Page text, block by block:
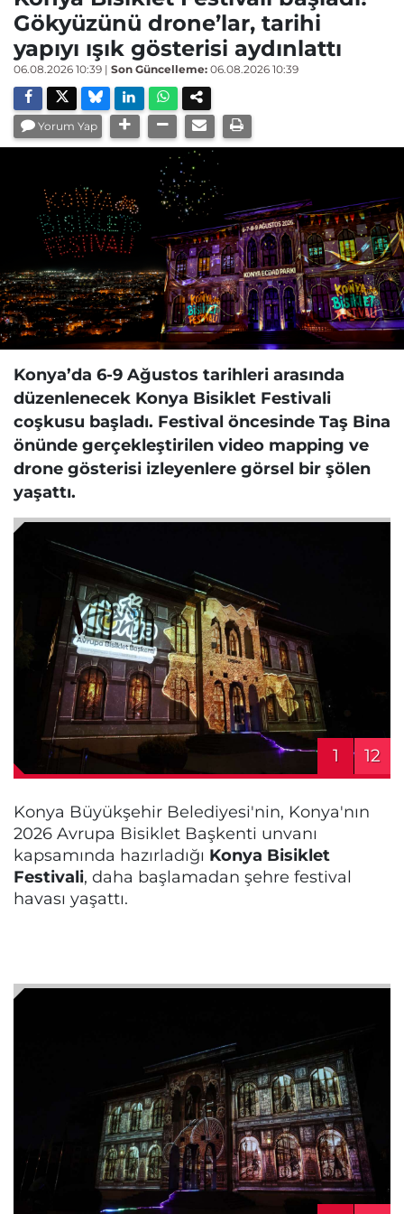
Gökyüzünü drone’lar, tarihi
yapıyı ışık gösterisi aydınlattı
06.08.2026 10:39 | Son Güncelleme: 06.08.2026 10:39
Yorum Yap
Konya’da 6-9 Ağustos tarihleri arasında
düzenlenecek Konya Bisiklet Festivali
coşkusu başladı. Festival öncesinde Taş Bina
önünde gerçekleştirilen video mapping ve
drone gösterisi izleyenlere görsel bir şölen
yaşattı.
1 12
Konya Büyükşehir Belediyesi'nin, Konya'nın
2026 Avrupa Bisiklet Başkenti unvanı
kapsamında hazırladığı Konya Bisiklet
Festivali, daha başlamadan şehre festival
havası yaşattı.